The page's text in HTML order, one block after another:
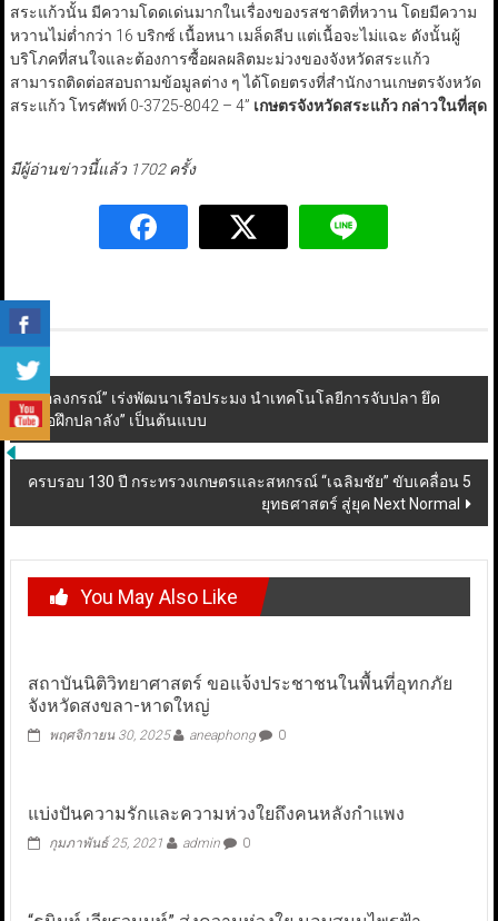
สระแก้วนั้น มีความโดดเด่นมากในเรื่องของรสชาติที่หวาน โดยมีความ
หวานไม่ต่ำกว่า 16 บริกซ์ เนื้อหนา เมล็ดลีบ แต่เนื้อจะไม่แฉะ ดังนั้นผู้
บริโภคที่สนใจและต้องการซื้อผลผลิตมะม่วงของจังหวัดสระแก้ว
สามารถติดต่อสอบถามข้อมูลต่าง ๆ ได้โดยตรงที่สำนักงานเกษตรจังหวัด
สระแก้ว โทรศัพท์ 0-3725-8042 – 4” เกษตรจังหวัดสระแก้ว กล่าวในที่สุด
มีผู้อ่านข่าวนี้แล้ว 1702 ครั้ง
Post
navigation
“อลงกรณ์” เร่งพัฒนาเรือประมง นำเทคโนโลยีการจับปลา ยึด
“เรือฝึกปลาลัง” เป็นต้นแบบ
ครบรอบ 130 ปี กระทรวงเกษตรและสหกรณ์ “เฉลิมชัย” ขับเคลื่อน 5
ยุทธศาสตร์ สู่ยุค Next Normal
You May Also Like
สถาบันนิติวิทยาศาสตร์ ขอแจ้งประชาชนในพื้นที่อุทกภัย
จังหวัดสงขลา-หาดใหญ่
พฤศจิกายน 30, 2025 aneaphong 0
แบ่งปันความรักและความห่วงใยถึงคนหลังกำแพง
กุมภาพันธ์ 25, 2021 admin 0